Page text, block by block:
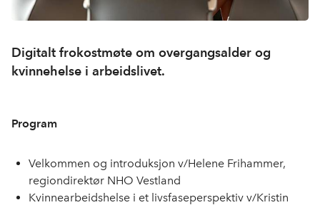
Digitalt frokostmøte om overgangsalder og
kvinnehelse i arbeidslivet.
Program
Velkommen og introduksjon v/Helene Frihammer,
regiondirektør NHO Vestland
Kvinnearbeidshelse i et livsfaseperspektiv v/Kristin